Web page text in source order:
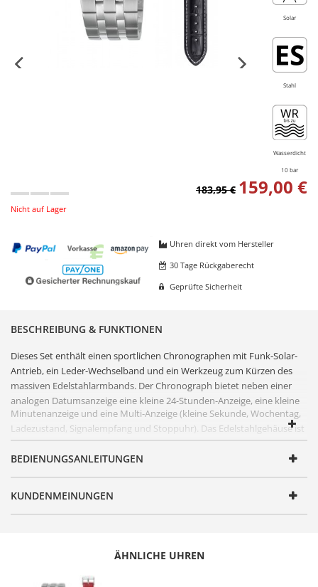
Solar
Stahl
Wasserdicht
10 bar
183,95 € 159,00 €
Nicht auf Lager
Uhren direkt vom Hersteller
30 Tage Rückgaberecht
Geprüfte Sicherheit
BESCHREIBUNG & FUNKTIONEN
Dieses Set enthält einen sportlichen Chronographen mit Funk-Solar-
Antrieb, ein Leder-Wechselband und ein Werkzeug zum Kürzen des
massiven Edelstahlarmbands. DerChronograph bietet neben einer
analogen Datumsanzeige eine kleine 24-Stunden-Anzeige, eine kleine
Minutenanzeige und eine Multi-Anzeige (kleine Sekunde, Wochentag,
Ladezustand, Signalempfang und Stoppuhr). Das Edelstahlgehäuse ist
bis 10 Bar wasserdicht. Dank desSolarantriebs ist kein Batteriewechsel
mehr erforderlich, zudem zeigt die Uhr stets die funkgenaue Uhrzeit
FUNKTIONEN
Artikelnummer
EGS-11610-22MS
BEDIENUNGSANLEITUNGEN
KUNDENMEINUNGEN
ÄHNLICHE UHREN